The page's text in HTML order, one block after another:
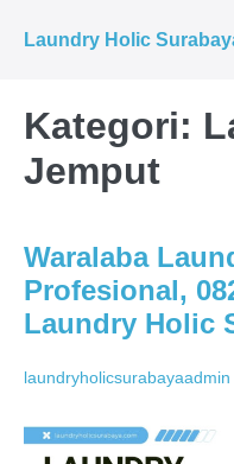
Laundry Holic
Kategori:
Jemput
Waralaba
Profesional,
Laundry Holic
laundryholicsurabayaadmin
Waralaba